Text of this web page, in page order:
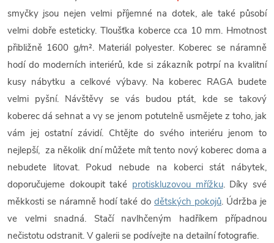
smyčky jsou nejen velmi příjemné na dotek, ale také působí
velmi dobře esteticky. Tloušťka koberce cca 10 mm. Hmotnost
přibližně 1600 g/m². Materiál polyester. Koberec se náramně
hodí do moderních interiérů, kde si zákazník potrpí na kvalitní
kusy nábytku a celkové výbavy. Na koberec RAGA budete
velmi pyšní. Návštěvy se vás budou ptát, kde se takový
koberec dá sehnat a vy se jenom potutelně usmějete z toho, jak
vám jej ostatní závidí. Chtějte do svého interiéru jenom to
nejlepší, za několik dní můžete mít tento nový koberec doma a
nebudete litovat. Pokud nebude na koberci stát nábytek,
doporučujeme dokoupit také protiskluzovou mřížku. Díky své
měkkosti se náramně hodí také do dětských pokojů. Údržba je
ve velmi snadná. Stačí navlhčeným hadříkem případnou
nečistotu odstranit. V galerii se podívejte na detailní fotografie.